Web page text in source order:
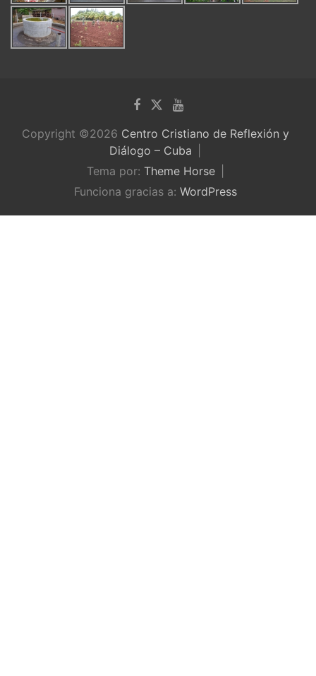
Copyright ©2026 Centro Cristiano de Reflexión y
Diálogo – Cuba
Tema por: Theme Horse
Funciona gracias a: WordPress